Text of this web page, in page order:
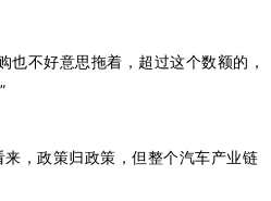
不好意思拖着，超过这个数额的，
，政策归政策，但整个汽车产业链